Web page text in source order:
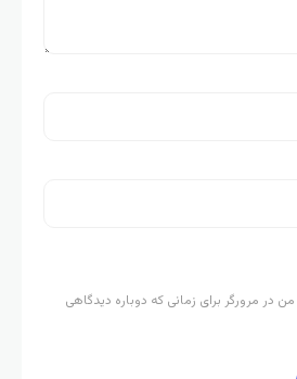
در مرورگر برای زمانی که دوباره دیدگاهی